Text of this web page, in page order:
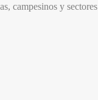
campesinos y